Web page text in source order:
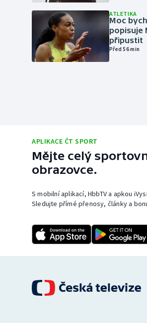
ATLETIKA
Moc
popisuje
připustit
Před 56 min
APLIKACE ČT SPORT
Mějte celý
obrazovce.
S mobilní aplikací, HbbTV a apkou
Sledujte přímé přenosy, články a